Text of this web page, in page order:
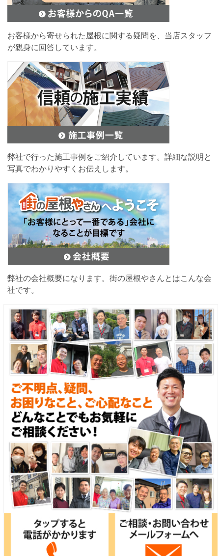
お客様から寄せられた屋根に関する疑問を、当店スタッフ
が親身に回答しています。
弊社で行った施工事例をご紹介しています。詳細な説明と
写真でわかりやすくお伝えします。
弊社の会社概要になります。街の屋根やさんとはこんな会
社です。